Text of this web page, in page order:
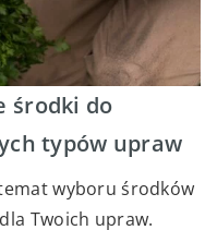
środki do
typów upraw
wyboru środków
Twoich upraw.